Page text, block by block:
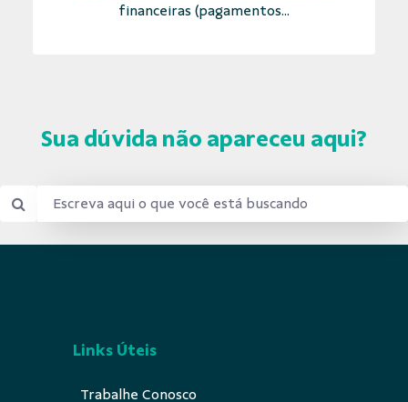
financeiras (pagamentos...
Sua dúvida não apareceu aqui?
Links Úteis
Trabalhe Conosco